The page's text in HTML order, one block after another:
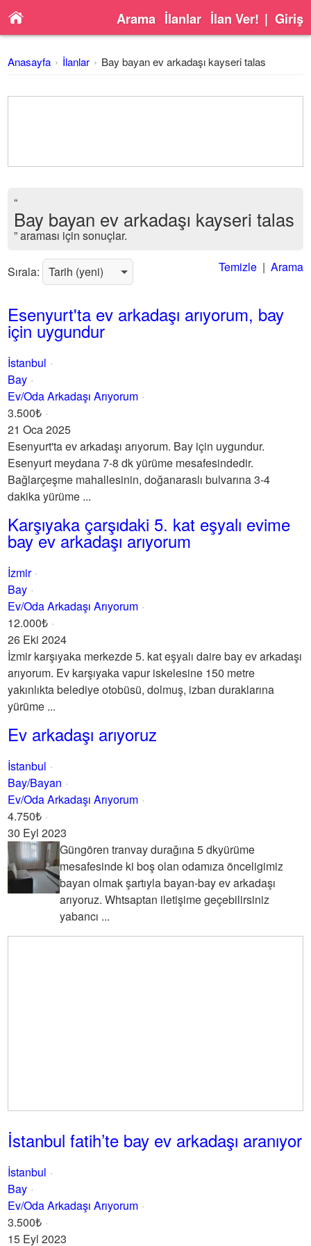
Arama İlanlar İlan Ver! | Giriş
Anasayfa İlanlar Bay bayan ev arkadaşı kayseri talas
“
Bay bayan ev arkadaşı kayseri talas
” araması için sonuçlar.
Sırala: Temizle| Arama
Esenyurt'ta ev arkadaşı arıyorum, bay
için uygundur
İstanbul
Bay
Ev/Oda Arkadaşı Arıyorum
3.500₺
21 Oca 2025
Esenyurt'ta ev arkadaşı arıyorum. Bay için uygundur.
Esenyurt meydana 7-8 dk yürüme mesafesindedir.
Bağlarçeşme mahallesinin, doğanaraslı bulvarına 3-4
dakika yürüme ...
Karşıyaka çarşıdaki 5. kat eşyalı evime
bay ev arkadaşı arıyorum
İzmir
Bay
Ev/Oda Arkadaşı Arıyorum
12.000₺
26 Eki 2024
İzmir karşıyaka merkezde 5. kat eşyalı daire bay ev arkadaşı
arıyorum. Ev karşıyaka vapur iskelesine 150 metre
yakınlıkta belediye otobüsü, dolmuş, izban duraklarına
yürüme ...
Ev arkadaşı arıyoruz
İstanbul
Bay/Bayan
Ev/Oda Arkadaşı Arıyorum
4.750₺
30 Eyl 2023
Güngören tranvay durağına 5 dkyürüme
mesafesinde ki boş olan odamıza önceligimiz
bayan olmak şartıyla bayan-bay ev arkadaşı
arıyoruz. Whtsaptan iletişime geçebilirsiniz
yabancı ...
İstanbul fatih’te bay ev arkadaşı aranıyor
İstanbul
Bay
Ev/Oda Arkadaşı Arıyorum
3.500₺
15 Eyl 2023